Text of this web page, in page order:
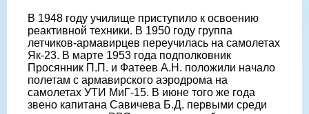
В 1948 году училище приступило к освоению
реактивной техники. В 1950 году группа
летчиков-армавирцев переучилась на самолетах
Як-23. В марте 1953 года подполковник
Просянник П.П. и Фатеев А.Н. положили начало
полетам с армавирского аэродрома на
самолетах УТИ МиГ-15. В июне того же года
звено капитана Савичева Б.Д. первыми среди